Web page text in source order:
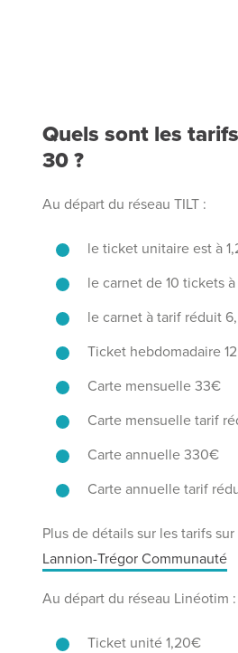
Quels sont les
30 ?
Au départ du réseau TILT :
le ticket unitaire est à
le carnet de 10 tickets
le carnet à tarif réduit
Ticket hebdomadaire
Carte mensuelle 33€
Carte mensuelle tarif
Carte annuelle 330€
Carte annuelle tarif
Plus de détails sur les tarifs sur
Lannion-Trégor Communauté
Au départ du réseau Linéotim :
Ticket unité 1,20€